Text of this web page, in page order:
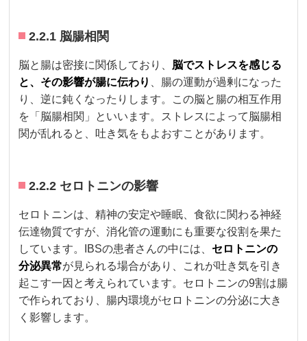
2.2.1 脳腸相関
脳と腸は密接に関係しており、 脳でストレスを感じる
と、その影響が腸に伝わり
、腸の運動が過剰になった
り、逆に鈍くなったりします。この脳と腸の相互作用
を「脳腸相関」といいます。ストレスによって脳腸相
関が乱れると、吐き気をもよおすことがあります。
2.2.2 セロトニンの影響
セロトニンは、精神の安定や睡眠、食欲に関わる神経
伝達物質ですが、消化管の運動にも重要な役割を果た
しています。IBSの患者さんの中には、 セロトニンの
分泌異常が見られる場合があり、これが吐き気を引き
起こす一因と考えられています。セロトニンの9割は腸
で作られており、腸内環境がセロトニンの分泌に大き
く影響します。